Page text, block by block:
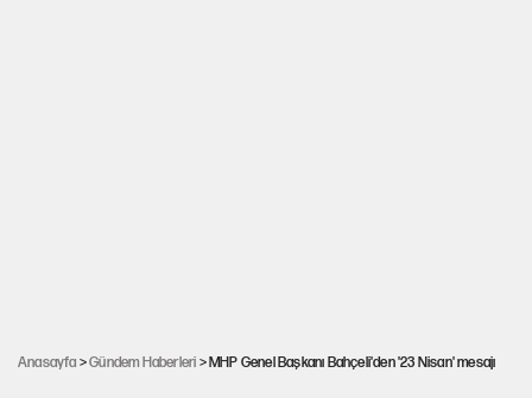
Anasayfa >Gündem Haberleri > MHP Genel Başkanı Bahçeli'den '23 Nisan' mesajı